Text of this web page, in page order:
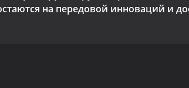
на передовой инноваций и